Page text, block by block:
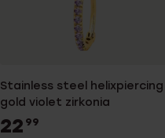
Stainless steel helixpiercing
gold violet zirkonia
22 99